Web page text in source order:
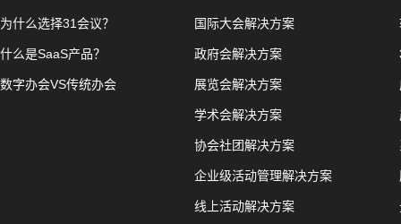
为什么选择31会议？
什么是SaaS产品？
数字办会VS传统办会
国际大会解决方案
政府会解决方案
展览会解决方案
学术会解决方案
协会社团解决方案
企业级活动管理解决方案
线上活动解决方案